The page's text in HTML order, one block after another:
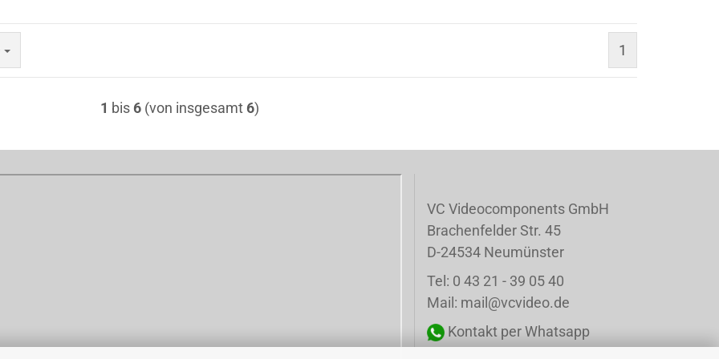
1
1 bis 6 (von insgesamt 6)
VC Videocomponents GmbH
Brachenfelder Str. 45
D-24534 Neumünster
Tel: 0 43 21 - 39 05 40
Mail: mail@vcvideo.de
Kontakt per Whatsapp